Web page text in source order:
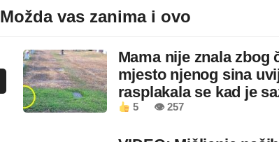
Možda vas zanima i ovo
Mama nije znala zbog
mjesto njenog sina
rasplakala se kad je
5 👁 257